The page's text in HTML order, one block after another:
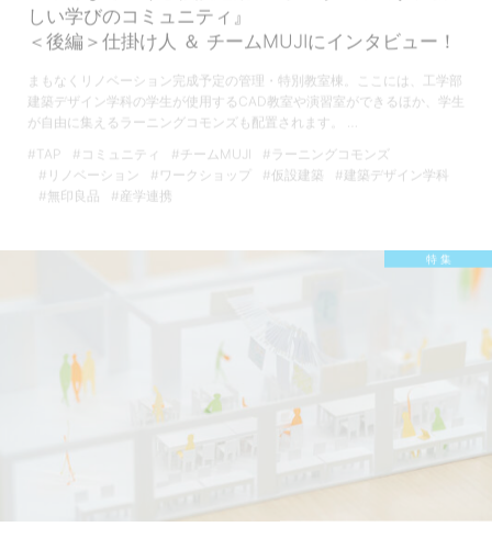
しい学びのコミュニティ』
＜後編＞仕掛け人 ＆ チームMUJIにインタビュー！
まもなくリノベーション完成予定の管理・特別教室棟。ここには、工学部
建築デザイン学科の学生が使用するCAD教室や演習室ができるほか、学生
が自由に集えるラーニングコモンズも配置されます。 …
#TAP
#コミュニティ #チームMUJI
#ラーニングコモンズ
#リノベーション
#ワークショップ #仮設建築
#建築デザイン学科
#無印良品
#産学連携
特 集